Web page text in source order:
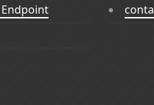
Endpoint